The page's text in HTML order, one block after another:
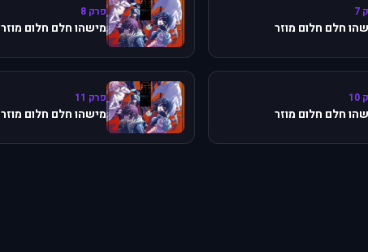
חלם חלום מוזר
פרק 8
מישהו חלם חלום מוזר
חלם חלום מוזר
פרק 11
מישהו חלם חלום מוזר